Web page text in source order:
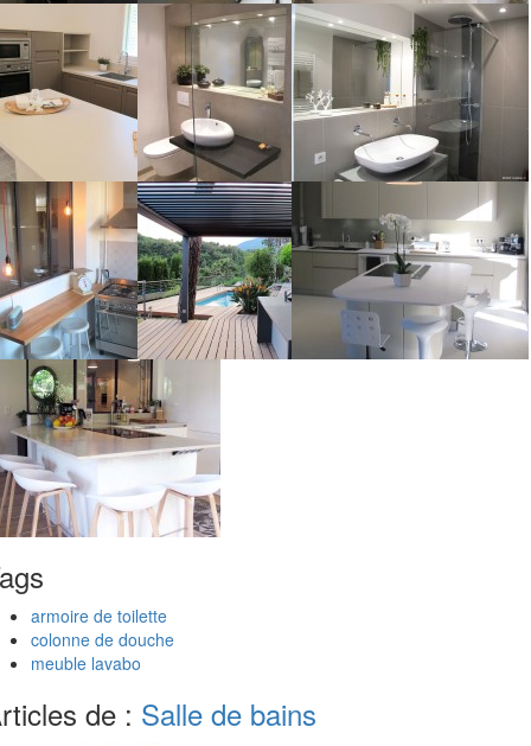
armoire de toilette
colonne de douche
meuble lavabo
de : Salle de bains